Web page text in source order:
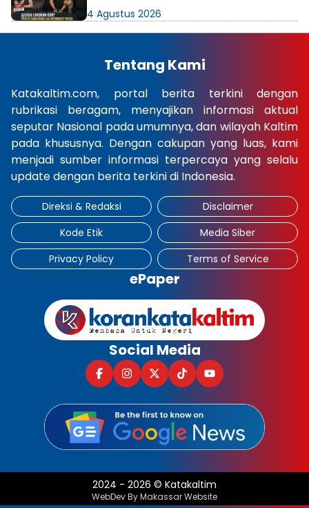
4 Agustus 2026
Tentang Kami
Katakaltim.com, portal berita terkini dengan
rubrikasi beragam, menyajikan informasi aktual
seputar Nasional pada umumnya, dan wilayah Kaltim
pada khususnya. Dengan cakupan yang luas, kami
menjadi sumber informasi terpercaya yang selalu
update dengan berita terkini di Indonesia.
Direksi & Redaksi
Disclaimer
Kode Etik
Media Siber
Privacy Policy
Terms of Service
ePaper
Social Media
2024 - 2026 © Katakaltim
WebDev By Makassar Website